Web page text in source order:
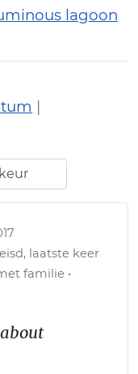
lagoon
|
laatste keer
familie •